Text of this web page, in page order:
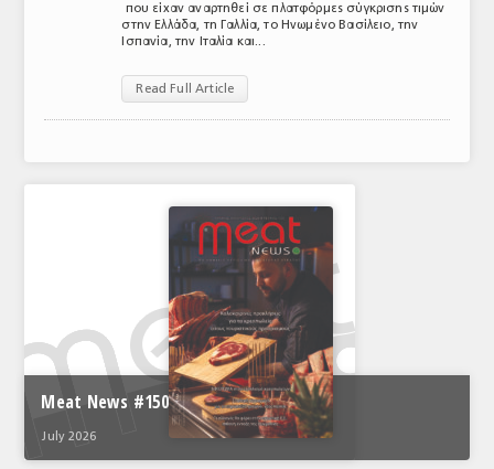
ΕΥΡΩΠΑΪΚΕΣ ΑΠΟΦΑΣΕΙΣ
ΥΠΗΡΕΣΙΕΣ
ΕΜΠΟΡΙΚΟΙ ΑΝΤΙΠΡΟΣΩΠΟΙ
που είχαν αναρτηθεί σε πλατφόρμες σύγκρισης τιμών
στην Ελλάδα, τη Γαλλία, το Ηνωμένο Βασίλειο, την
Ισπανία, την Ιταλία και...
Read Full Article
Meat News #150
July 2026